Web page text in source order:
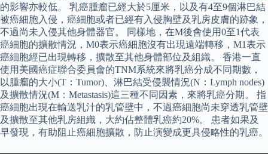
的影響亦較低。 乳癌腫瘤已經大於5厘米，以及有4至9個淋巴結
被癌細胞入侵，癌細胞或者已經有入侵胸壁及乳房皮膚的跡象，
不過尚未入侵其他身體器官。 同樣地，在M後會使用0至1代表
癌細胞的擴散情況，M0表示癌細胞沒有出現遠端轉移，M1表示
癌細胞經已出現轉移，擴散至其他身體部位及組織。 香港一直
使用美國癌症聯合委員會的TNM系統來將乳癌分成不同期數，
以腫瘤的大小(T：Tumor)、淋巴結受侵襲情況(N：Lymph nodes)
及擴散情況(M：Metastasis)這三種不同因素，來將乳癌分期。 指
癌細胞出現在輸送乳汁的乳管壁中，不過癌細胞尚未穿透乳管壁
及擴散至其他乳房組織，大約佔整體乳癌約20%。 患者如果及
早發現，有助阻止癌細胞擴散，防止演變成更具侵略性的乳癌。